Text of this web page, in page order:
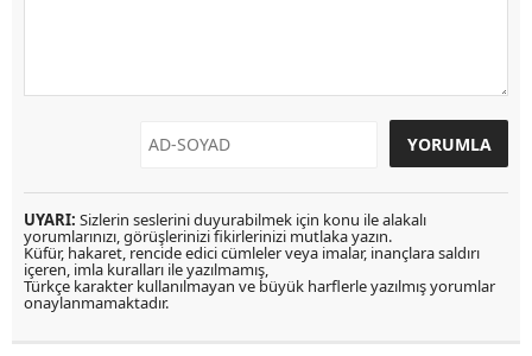
UYARI: Sizlerin seslerini duyurabilmek için konu ile alakalı
yorumlarınızı, görüşlerinizi fikirlerinizi mutlaka yazın.
Küfür, hakaret, rencide edici cümleler veya imalar, inançlara saldırı
içeren, imla kuralları ile yazılmamış,
Türkçe karakter kullanılmayan ve büyük harflerle yazılmış yorumlar
onaylanmamaktadır.